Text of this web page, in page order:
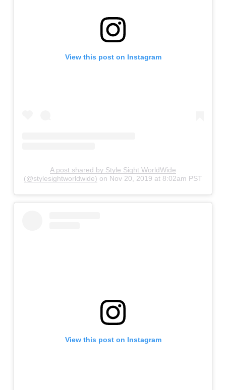
View this post on Instagram
A post shared by Style Sight WorldWide
(@stylesightworldwide) on Nov 20, 2019 at 8:02am PST
View this post on Instagram